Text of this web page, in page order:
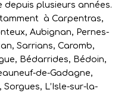
plusieurs années.
àCarpentras,
, Aubignan, Pernes-
,Sarrians,Caromb,
, Bédarrides, Bédoin,
de-Gadagne,
,Sorgues, L’Isle-sur-la-